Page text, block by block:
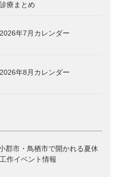
療まとめ
年7月カレンダー
年8月カレンダー
郡市・鳥栖市で開かれる夏休
作イベント情報